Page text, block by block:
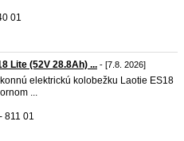
01
Lite (52V 28.8Ah) ... - [7.8. 2026]
elektrickú kolobežku Laotie ES18
...
811 01